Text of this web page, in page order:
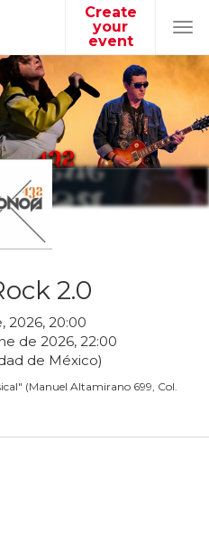
Create
your
event
2.0
, 2026, 20:00
de 2026, 22:00
de México)
" (Manuel Altamirano 699, Col.